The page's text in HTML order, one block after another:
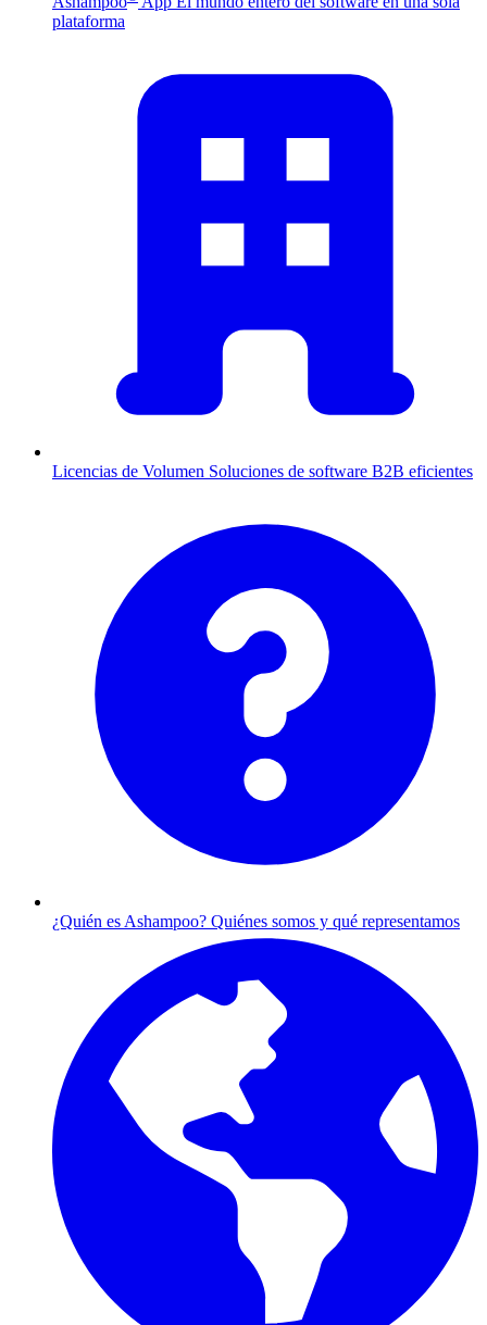
plataforma
Licencias de Volumen Soluciones de software B2B eficientes
¿Quién es Ashampoo? Quiénes somos y qué representamos